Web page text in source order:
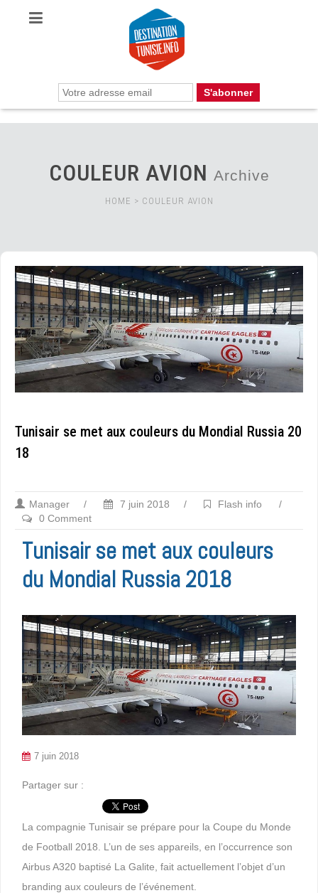
COULEUR AVION Archive
HOME > COULEUR AVION
Tunisair se met aux couleurs du Mondial Russia 20
18
Manager / 7 juin 2018 / Flash info
/
0 Comment
Tunisair se met aux couleurs
du Mondial Russia 2018
7 juin 2018
Partager sur :
La compagnie Tunisair se prépare pour la Coupe du Monde
de Football 2018. L’un de ses appareils, en l’occurrence son
Airbus A320 baptisé La Galite, fait actuellement l’objet d’un
branding aux couleurs de l’événement.